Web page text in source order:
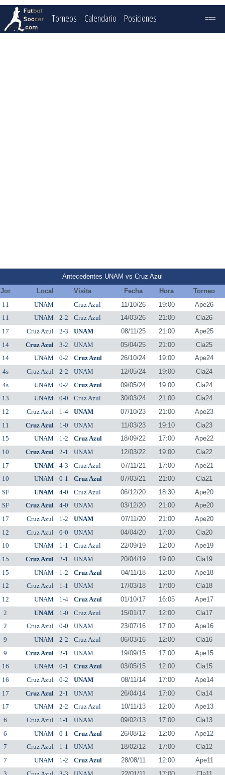
Torneos Calendario Posiciones ===
Antecedentes UNAM vs Cruz Azul
Jor
Local Visita Fecha Hora
Torneo
11
UNAM --- Cruz Azul 11/10/26 19:00
Ape26
11
UNAM 2-2 Cruz Azul 14/03/26 21:00
Cla26
17
Cruz Azul 2-3 UNAM 08/11/25 21:00
Ape25
14
Cruz Azul 3-2 UNAM 05/04/25 21:00
Cla25
14
UNAM 0-2 Cruz Azul 26/10/24 19:00
Ape24
4s
Cruz Azul 2-2 UNAM 12/05/24 19:00
Cla24
4s
UNAM 0-2 Cruz Azul 09/05/24 19:00
Cla24
13
UNAM 0-0 Cruz Azul 30/03/24 21:00
Cla24
12
Cruz Azul 1-4 UNAM 07/10/23 21:00
Ape23
11
Cruz Azul 1-0 UNAM 11/03/23 19:10
Cla23
15
UNAM 1-2 Cruz Azul 18/09/22 17:00
Ape22
10
Cruz Azul 2-1 UNAM 12/03/22 19:00
Cla22
17
UNAM 4-3 Cruz Azul 07/11/21 17:00
Ape21
10
UNAM 0-1 Cruz Azul 07/03/21 21:00
Cla21
SF
UNAM 4-0 Cruz Azul 06/12/20 18:30
Ape20
SF
Cruz Azul 4-0 UNAM 03/12/20 21:00
Ape20
17
Cruz Azul 1-2 UNAM 07/11/20 21:00
Ape20
12
Cruz Azul 0-0 UNAM 04/04/20 17:00
Cla20
10
UNAM 1-1 Cruz Azul 22/09/19 12:00
Ape19
15
Cruz Azul 2-1 UNAM 20/04/19 19:00
Cla19
15
UNAM 1-2 Cruz Azul 04/11/18 12:00
Ape18
12
Cruz Azul 1-1 UNAM 17/03/18 17:00
Cla18
12
UNAM 1-4 Cruz Azul 01/10/17 16:05
Ape17
2
UNAM 1-0 Cruz Azul 15/01/17 12:00
Cla17
2
Cruz Azul 0-0 UNAM 23/07/16 17:00
Ape16
9
UNAM 2-2 Cruz Azul 06/03/16 12:00
Cla16
9
Cruz Azul 2-1 UNAM 19/09/15 17:00
Ape15
16
UNAM 0-1 Cruz Azul 03/05/15 12:00
Cla15
16
Cruz Azul 0-2 UNAM 08/11/14 17:00
Ape14
17
Cruz Azul 2-1 UNAM 26/04/14 17:00
Cla14
17
UNAM 2-2 Cruz Azul 10/11/13 12:00
Ape13
6
Cruz Azul 1-1 UNAM 09/02/13 17:00
Cla13
6
UNAM 0-1 Cruz Azul 26/08/12 12:00
Ape12
7
Cruz Azul 1-1 UNAM 18/02/12 17:00
Cla12
7
UNAM 1-2 Cruz Azul 28/08/11 12:00
Ape11